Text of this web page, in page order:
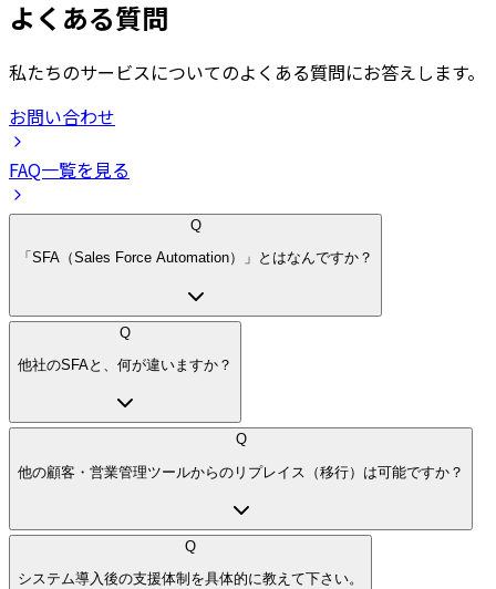
よくある質問
私たちのサービスについてのよくある質問にお答えします。
お問い合わせ
FAQ一覧を見る
Q
「SFA（Sales Force Automation）」とはなんですか？
Q
他社のSFAと、何が違いますか？
Q
他の顧客・営業管理ツールからのリプレイス（移行）は可能ですか？
Q
システム導入後の支援体制を具体的に教えて下さい。